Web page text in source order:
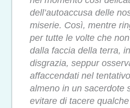
dell’autoaccusa delle
miserie. Così, mentre
per tutte le volte che
dalla faccia della terra,
disgrazia, seppur
affaccendati nel
almeno in un sacerdote
evitare di tacere